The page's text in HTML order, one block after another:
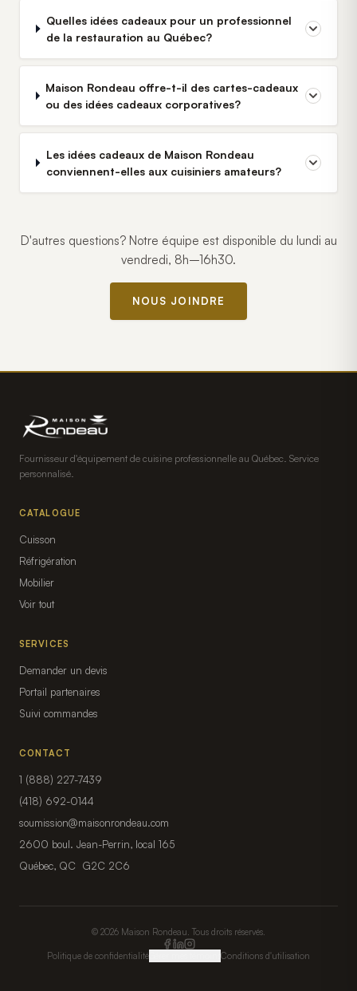
Quelles idées cadeaux pour un professionnel
de la restauration au Québec?
Maison Rondeau offre-t-il des cartes-cadeaux
ou des idées cadeaux corporatives?
Les idées cadeaux de Maison Rondeau
conviennent-elles aux cuisiniers amateurs?
D'autres questions? Notre équipe est disponible du lundi au
vendredi, 8h–16h30.
NOUS JOINDRE
Fournisseur d'équipement de cuisine professionnelle au Québec. Service
personnalisé.
CATALOGUE
Cuisson
Réfrigération
Mobilier
Voir tout
SERVICES
Demander un devis
Portail partenaires
Suivi commandes
CONTACT
1 (888) 227-7439
(418) 692-0144
soumission@maisonrondeau.com
2600 boul. Jean-Perrin, local 165
Québec, QC G2C 2C6
© 2026 Maison Rondeau. Tous droits réservés.
Politique de confidentialité Conditions d'utilisation